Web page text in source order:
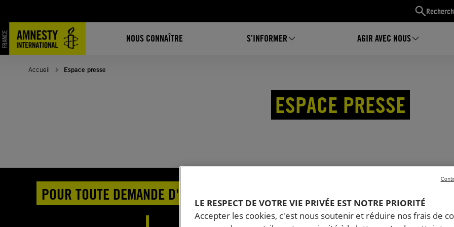
NOUS CONNAÎTRE S’INFORMER AGIR AVEC NOUS
contenu
Accueil Espace presse
ESPACE PRESSE
POUR TOUTE DEMANDE D'INTERVIEW OU POUR RECEVOIR NOS
LE RESPECT DE VOTRE VIE PRIVÉE EST NOTRE PRIORITÉ
Accepter les cookies, c'est nous soutenir et réduire nos frais de